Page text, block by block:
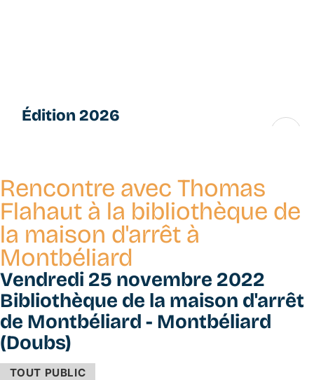
u
g
u
e
s
Édition 2026
Rencontre avec Thomas
Flahaut à la bibliothèque de
la maison d'arrêt à
Montbéliard
Vendredi 25 novembre 2022
Bibliothèque de la maison d'arrêt
de Montbéliard - Montbéliard
(Doubs)
TOUT PUBLIC